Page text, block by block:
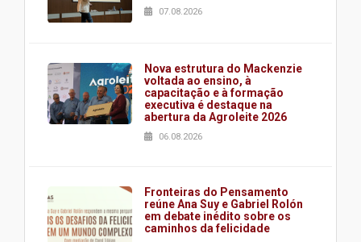
07.08.2026
Nova estrutura do Mackenzie
voltada ao ensino, à
capacitação e à formação
executiva é destaque na
abertura da Agroleite 2026
06.08.2026
Fronteiras do Pensamento
reúne Ana Suy e Gabriel Rolón
em debate inédito sobre os
caminhos da felicidade